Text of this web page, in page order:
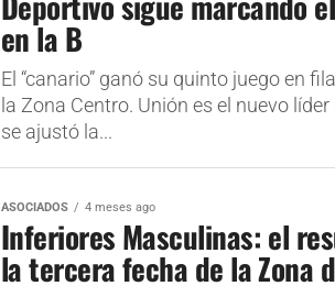
en la B
El “canario” ganó su quinto juego en
la Zona Centro. Unión es el nuevo
se ajustó la...
ASOCIADOS 4 meses ago
Inferiores Masculinas: el
la tercera fecha de la Zona